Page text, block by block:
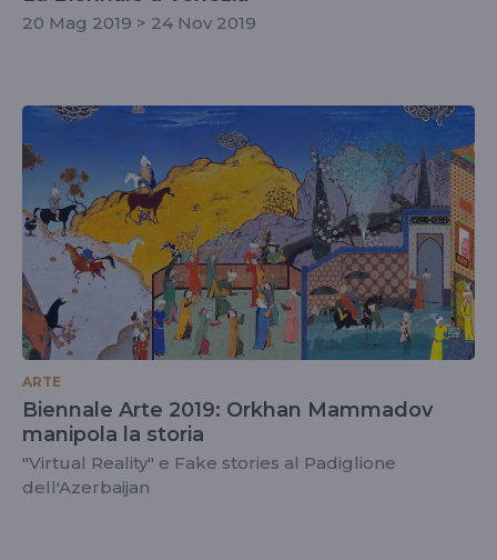
20 Mag 2019 > 24 Nov 2019
ARTE
Biennale Arte 2019: Orkhan Mammadov
manipola la storia
"Virtual Reality" e Fake stories al Padiglione
dell'Azerbaijan